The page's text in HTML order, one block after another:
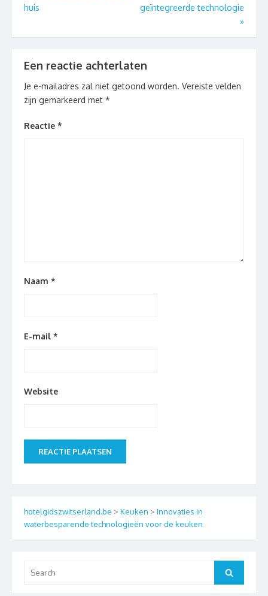
huis
geïntegreerde technologie
»
Een reactie achterlaten
Je e-mailadres zal niet getoond worden. Vereiste velden
zijn gemarkeerd met *
Reactie *
Naam *
E-mail *
Website
hotelgidszwitserland.be > Keuken > Innovaties in
waterbesparende technologieën voor de keuken
for:
Search